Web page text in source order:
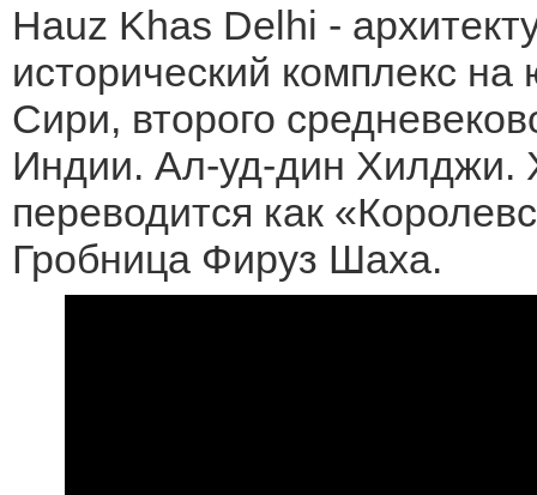
Hauz Khas Delhi -
исторический комплекс
Сири, второго
Индии. Ал-уд-дин Хилджи.
переводится как
Гробница Фируз Шаха.